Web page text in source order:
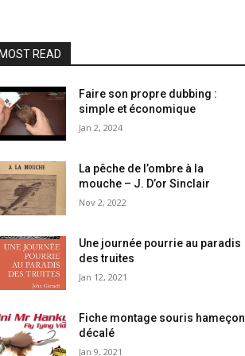
MOST READ
Faire son propre dubbing :
simple et économique
Jan 2, 2024
La pêche de l’ombre à la
mouche – J. D’or Sinclair
Nov 2, 2022
Une journée pourrie au paradis
des truites
Jan 12, 2021
Fiche montage souris hameçon
décalé
Jan 9, 2021